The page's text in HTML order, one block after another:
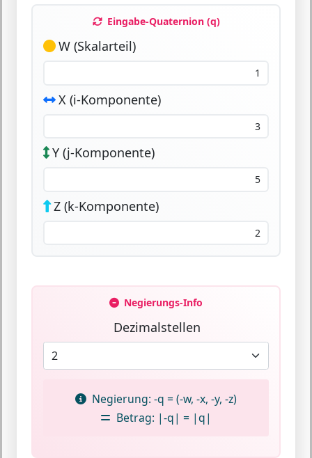
Eingabe-Quaternion (q)
W (Skalarteil)
X (i-Komponente)
Y (j-Komponente)
Z (k-Komponente)
Negierungs-Info
Dezimalstellen
Negierung: -q = (-w, -x, -y, -z)
Betrag: |-q| = |q|